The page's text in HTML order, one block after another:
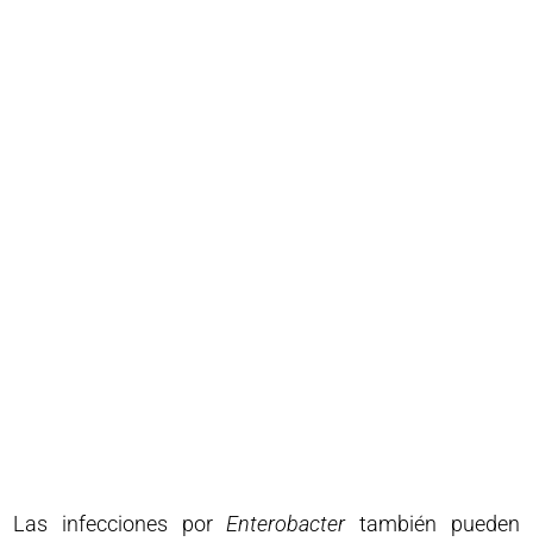
Las infecciones por Enterobactertambién pueden